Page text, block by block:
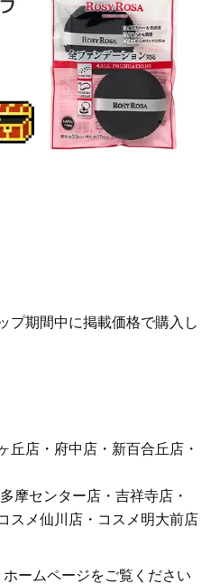
プ期間中に掲載価格で購入し
丘店・府中店・新百合丘店・
摩センター店・吉祥寺店・
スメ仙川店・コスメ明大前店
ームページをご覧ください